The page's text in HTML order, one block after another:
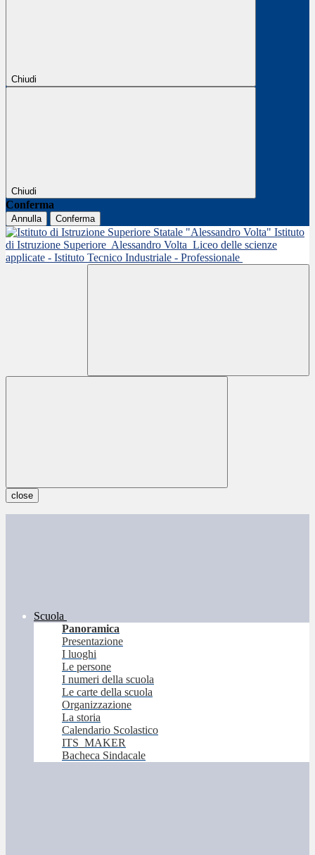
Chiudi
Chiudi
Conferma
Annulla Conferma
Istituto
di Istruzione Superiore Alessandro Volta Liceo delle scienze
applicate - Istituto Tecnico Industriale - Professionale
close
Scuola
Panoramica
Presentazione
I luoghi
Le persone
I numeri della scuola
Le carte della scuola
Organizzazione
La storia
Calendario Scolastico
ITS_MAKER
Bacheca Sindacale